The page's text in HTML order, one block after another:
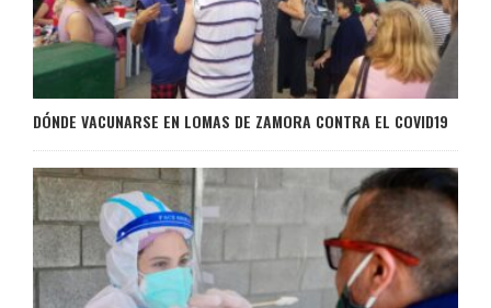
DÓNDE VACUNARSE EN LOMAS DE ZAMORA CONTRA EL COVID19